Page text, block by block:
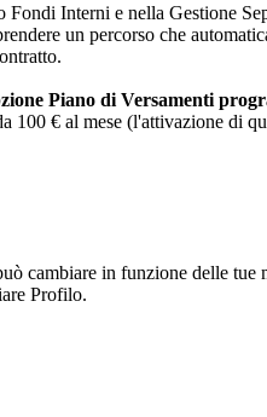
Interni e nella Gestione
un percorso che
Piano di Versamenti
100 € al mese (l'attivazione
in funzione delle tue
Profilo.